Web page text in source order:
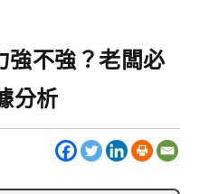
強不強？老闆必
分析